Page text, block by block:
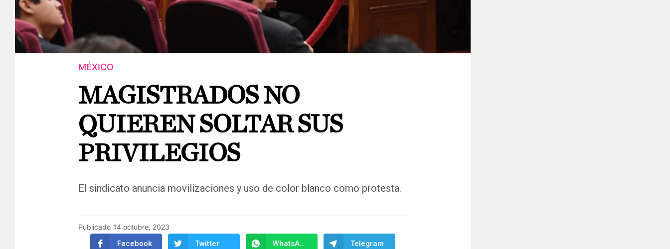
MÉXICO
MAGISTRADOS NO
QUIEREN SOLTAR SUS
PRIVILEGIOS
El sindicato anuncia movilizaciones y uso de color blanco como protesta.
Publicado 14 octubre, 2023
Facebook Twitter WhatsApp Telegram